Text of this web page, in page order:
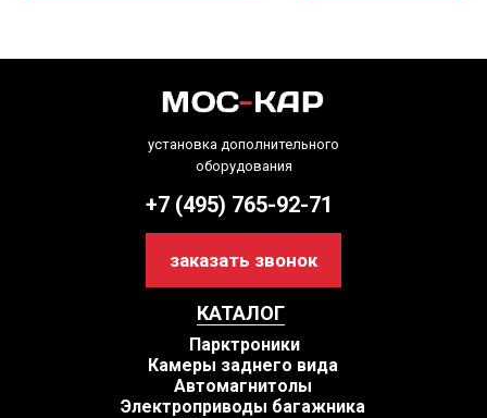
КАТАЛОГ
+7 (495) 765-92-71
установка дополнительного
оборудования
Автомагнитолы
Парктроники
Электроприводы багажника
Камеры заднего вида
заказать звонок